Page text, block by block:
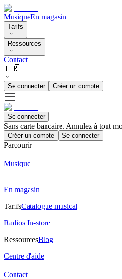
MusiqueEn magasin
Tarifs
Ressources
Contact
🇫🇷
Se connecter Créer un compte
Se connecter
Sans carte bancaire. Annulez à tout
Créer un compte Se connecter
Parcourir
Musique
En magasin
TarifsCatalogue musical
Radios In-store
RessourcesBlog
Centre d'aide
Contact